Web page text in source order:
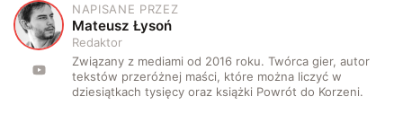
M
NAPISANE PRZEZ
Mateusz Łysoń
Redaktor
Związany z mediami od 2016 roku. Twórca gier, autor
tekstów przeróżnej maści, które można liczyć w
dziesiątkach tysięcy oraz książki Powrót do Korzeni.